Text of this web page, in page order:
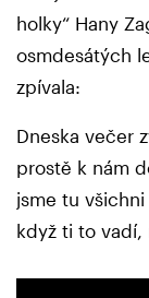
holky“ Hany
osmdesátých
zpívala:
Dneska večer
prostě k nám
jsme tu všichni
když ti to vadí,